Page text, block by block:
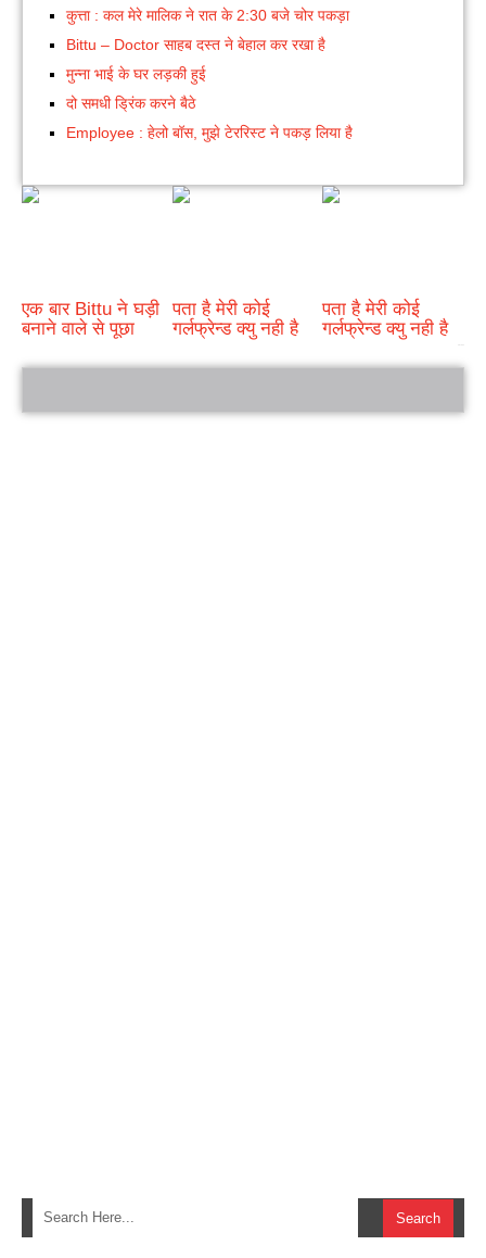
कुत्ता : कल मेरे मालिक ने रात के 2:30 बजे चोर पकड़ा
Bittu – Doctor साहब दस्त ने बेहाल कर रखा है
मुन्ना भाई के घर लड़की हुई
दो समधी ड्रिंक करने बैठे
Employee : हेलो बॉस, मुझे टेररिस्ट ने पकड़ लिया है
एक बार Bittu ने घड़ी
बनाने वाले से पूछा
पता है मेरी कोई
गर्लफ्रेन्ड क्यु नही है
पता है मेरी कोई
गर्लफ्रेन्ड क्यु नही है